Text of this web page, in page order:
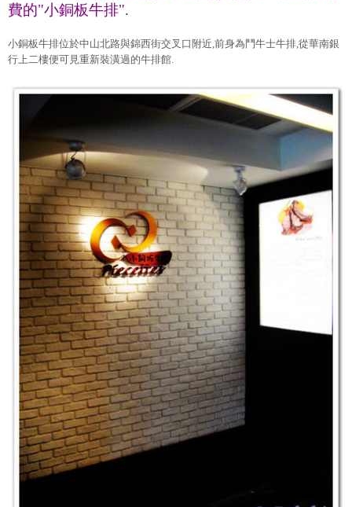
費的"小銅板牛排".
小銅板牛排位於中山北路與錦西街交叉口附近,前身為鬥牛士牛排,從華南銀
行上二樓便可見重新裝潢過的牛排館.